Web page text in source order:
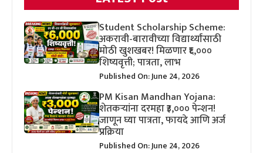
Student Scholarship Scheme:
अकरावी-बारावीच्या विद्यार्थ्यांसाठी
मोठी खुशखबर! मिळणार ₹६,०००
शिष्यवृत्ती; पात्रता, लाभ
Published On: June 24, 2026
PM Kisan Mandhan Yojana:
शेतकऱ्यांना दरमहा ₹३,००० पेन्शन!
जाणून घ्या पात्रता, फायदे आणि अर्ज
प्रक्रिया
Published On: June 24, 2026